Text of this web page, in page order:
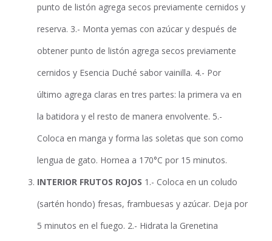
punto de listón agrega secos previamente cernidos y
reserva. 3.- Monta yemas con azúcar y después de
obtener punto de listón agrega secos previamente
cernidos y Esencia Duché sabor vainilla. 4.- Por
último agrega claras en tres partes: la primera va en
la batidora y el resto de manera envolvente. 5.-
Coloca en manga y forma las soletas que son como
lengua de gato. Hornea a 170°C por 15 minutos.
INTERIOR FRUTOS ROJOS 1.- Coloca en un coludo
(sartén hondo) fresas, frambuesas y azúcar. Deja por
5 minutos en el fuego. 2.- Hidrata la Grenetina